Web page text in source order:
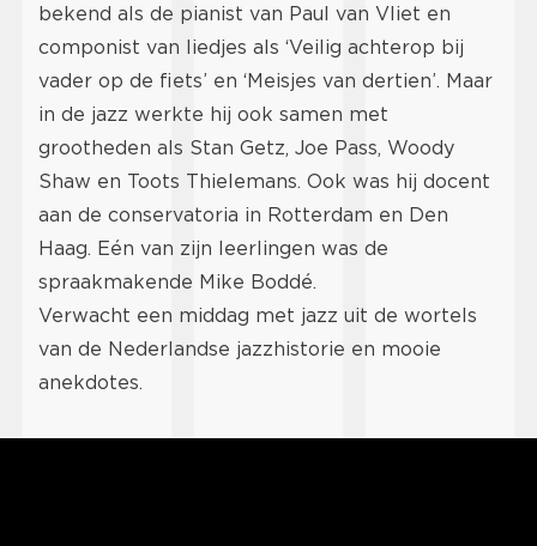
bekend als de pianist van Paul van Vliet en
componist van liedjes als ‘Veilig achterop bij
vader op de fiets’ en ‘Meisjes van dertien’. Maar
in de jazz werkte hij ook samen met
grootheden als Stan Getz, Joe Pass, Woody
Shaw en Toots Thielemans. Ook was hij docent
aan de conservatoria in Rotterdam en Den
Haag. Eén van zijn leerlingen was de
spraakmakende Mike Boddé.
Verwacht een middag met jazz uit de wortels
van de Nederlandse jazzhistorie en mooie
anekdotes.